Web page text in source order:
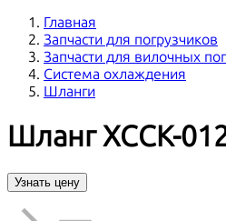
Главная
Запчасти для погрузчиков
Запчасти для вилочных
Система охлаждения
Шланги
Шланг XCCK-
Узнать цену